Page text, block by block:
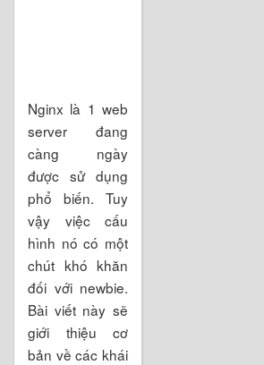
Nginx là 1 web
server đang
càng ngày
được sử dụng
phổ biến. Tuy
vậy việc cấu
hình nó có một
chút khó khăn
đối với newbie.
Bài viết này sẽ
giới thiệu cơ
bản về các khái